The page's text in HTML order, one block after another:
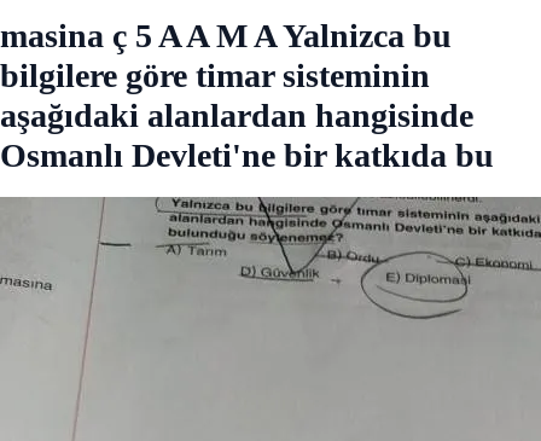
masina ç 5 A A M A Yalnizca bu
bilgilere göre timar sisteminin
aşağıdaki alanlardan hangisinde
Osmanlı Devleti'ne bir katkıda bu